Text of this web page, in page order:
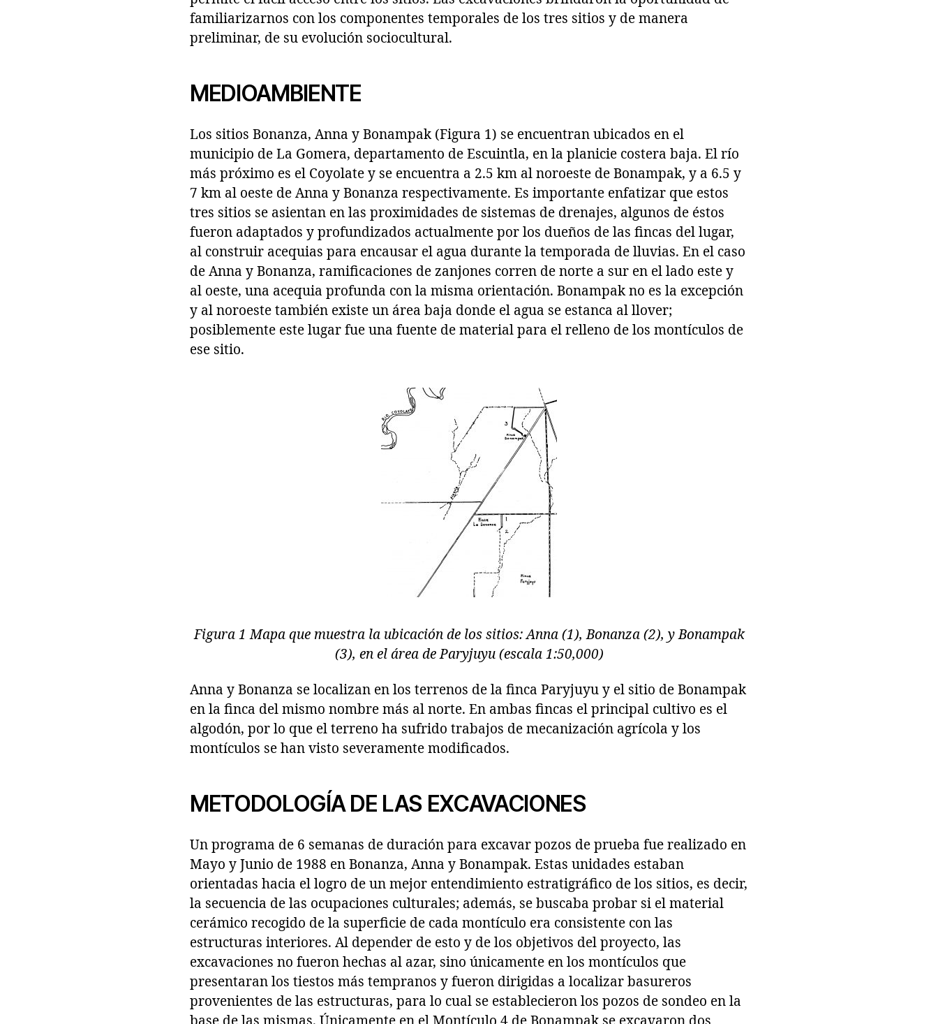
familiarizarnos con los componentes temporales de los tres sitios y de manera
preliminar, de su evolución sociocultural.
MEDIOAMBIENTE
Los sitios Bonanza, Anna y Bonampak (Figura 1) se encuentran ubicados en el
municipio de La Gomera, departamento de Escuintla, en la planicie costera baja. El río
más próximo es el Coyolate y se encuentra a 2.5 km al noroeste de Bonampak, y a 6.5 y
7 km al oeste de Anna y Bonanza respectivamente. Es importante enfatizar que estos
tres sitios se asientan en las proximidades de sistemas de drenajes, algunos de éstos
fueron adaptados y profundizados actualmente por los dueños de las fincas del lugar,
al construir acequias para encausar el agua durante la temporada de lluvias. En el caso
de Anna y Bonanza, ramificaciones de zanjones corren de norte a sur en el lado este y
al oeste, una acequia profunda con la misma orientación. Bonampak no es la excepción
y al noroeste también existe un área baja donde el agua se estanca al llover;
posiblemente este lugar fue una fuente de material para el relleno de los montículos de
ese sitio.
Figura 1 Mapa que muestra la ubicación de los sitios: Anna (1), Bonanza (2), y Bonampak
(3), en el área de Paryjuyu (escala 1:50,000)
Anna y Bonanza se localizan en los terrenos de la finca Paryjuyu y el sitio de Bonampak
en la finca del mismo nombre más al norte. En ambas fincas el principal cultivo es el
algodón, por lo que el terreno ha sufrido trabajos de mecanización agrícola y los
montículos se han visto severamente modificados.
METODOLOGÍA DE LAS EXCAVACIONES
Un programa de 6 semanas de duración para excavar pozos de prueba fue realizado en
Mayo y Junio de 1988 en Bonanza, Anna y Bonampak. Estas unidades estaban
orientadas hacia el logro de un mejor entendimiento estratigráfico de los sitios, es decir,
la secuencia de las ocupaciones culturales; además, se buscaba probar si el material
cerámico recogido de la superficie de cada montículo era consistente con las
estructuras interiores. Al depender de esto y de los objetivos del proyecto, las
excavaciones no fueron hechas al azar, sino únicamente en los montículos que
presentaran los tiestos más tempranos y fueron dirigidas a localizar basureros
provenientes de las estructuras, para lo cual se establecieron los pozos de sondeo en la